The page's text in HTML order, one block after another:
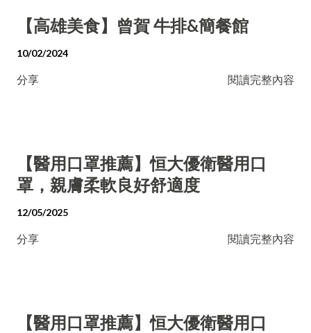
【高雄美食】曾賀 牛排&簡餐館
10/02/2024
分享 閱讀完整內容
【醫用口罩推薦】恒大優衛醫用口
罩，親膚柔軟良好舒適度
12/05/2025
分享 閱讀完整內容
【醫用口罩推薦】恒大優衛醫用口